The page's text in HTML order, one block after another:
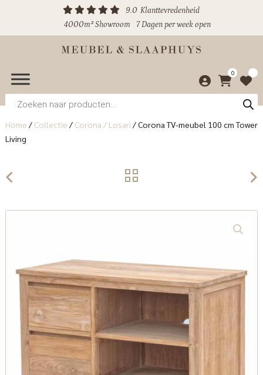
9.0 Klanttevredenheid
4000m² Showroom
7 Dagen per week open
0
Producten
zoeken
Home / Collectie / Corona / Losari /Corona TV-meubel 100 cm Tower
Living